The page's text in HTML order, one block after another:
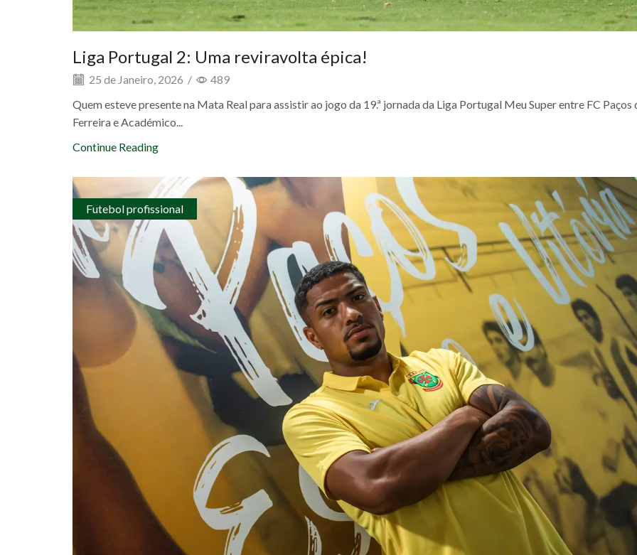
Liga Portugal 2: Uma reviravolta épica!
25 de Janeiro, 2026 /
489
Quem esteve presente na Mata Real para assistir ao jogo da 19.ª jornada da Liga Portugal Meu Super entre FC Paços
Ferreira e Académico...
Continue Reading
Futebol profissional